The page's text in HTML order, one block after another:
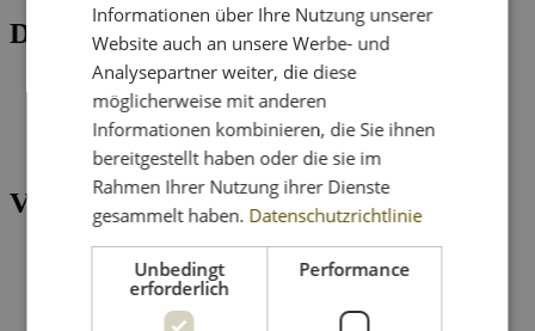
Details
Datum: 24.
Dezember
10:00 - 13:00
Veranstaltungsort
Amraser-See-
Straße 56a
6020
Informationen über Ihre Nutzung unserer
Website auch an unsere Werbe- und
Analysepartner weiter, die diese
möglicherweise mit anderen
Informationen kombinieren, die Sie ihnen
bereitgestellt haben oder die sie im
Rahmen Ihrer Nutzung ihrer Dienste
gesammelt haben. Datenschutzrichtlinie
Unbedingt
erforderlich
Performance